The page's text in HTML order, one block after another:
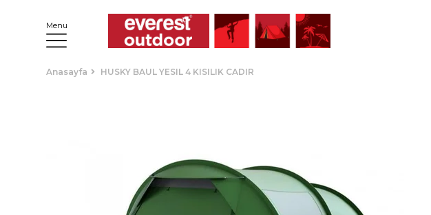
Menu
Anasayfa HUSKY BAUL YESIL 4 KISILIK CADIR